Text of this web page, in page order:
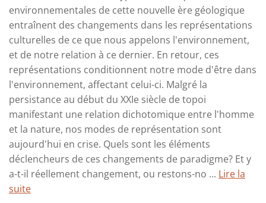
environnementales de cette nouvelle ère géologique
entraînent des changements dans les représentations
culturelles de ce que nous appelons l'environnement,
et de notre relation à ce dernier. En retour, ces
représentations conditionnent notre mode d'être dans
l'environnement, affectant celui-ci. Malgré la
persistance au début du XXIe siècle de topoi
manifestant une relation dichotomique entre l'homme
et la nature, nos modes de représentation sont
aujourd'hui en crise. Quels sont les éléments
déclencheurs de ces changements de paradigme? Et y
a-t-il réellement changement, ou restons-no ... Lire la
suite